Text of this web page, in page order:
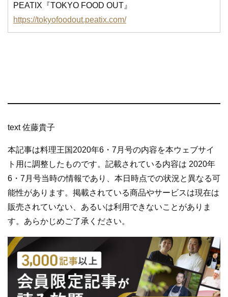
PEATIX『TOKYO FOOD OUT』
https://tokyofoodout.peatix.com/
text 佐藤貴子
本記事は料理王国2020年6・7月号の内容を本ウェブサイ
ト用に調整したものです。記載されている内容は 2020年
6・7月号当時の情報であり、本日時点での状況と異なる可
能性があります。掲載されている商品やサービスは現在は
販売されていない、あるいは利用できないことがありま
す。あらかじめご了承ください。